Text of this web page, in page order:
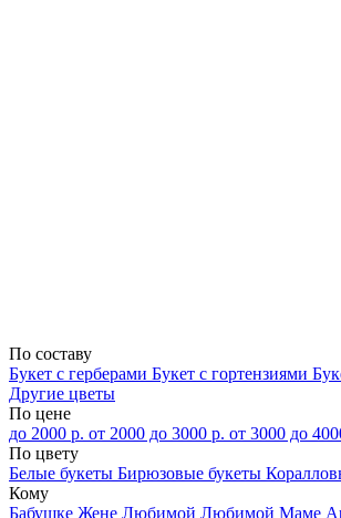
По составу
Букет с герберами Букет с гортензиями
Другие цветы
По цене
до 2000 р. от 2000 до 3000 р. от 3000 до
По цвету
Белые букеты Бирюзовые букеты
Кому
Бабушке Жене Любимой Любимой Маме